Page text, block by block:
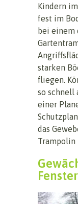
Kindern
fest im
bei einem
starken
fliegen.
so schnell
einer
das
Trampolin